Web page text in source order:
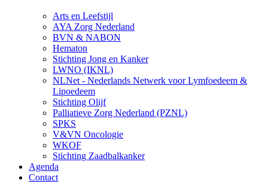
Arts en Leefstijl
AYA Zorg Nederland
BVN & NABON
Hematon
Stichting Jong en Kanker
LWNO (IKNL)
NLNet - Nederlands Netwerk voor Lymfoedeem &
Lipoedeem
Stichting Olijf
Palliatieve Zorg Nederland (PZNL)
SPKS
V&VN Oncologie
WKOF
Stichting Zaadbalkanker
Agenda
Contact